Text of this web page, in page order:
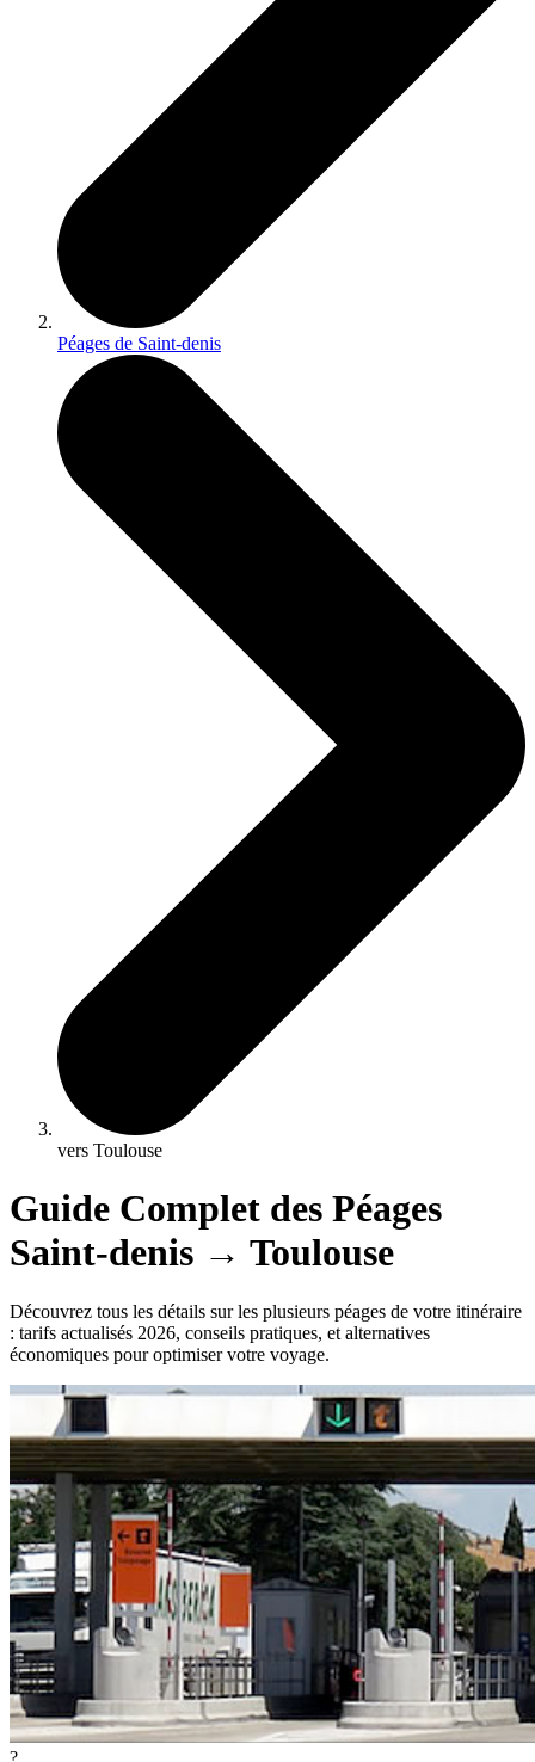
Péages de Saint-denis
vers Toulouse
Guide Complet des Péages
Saint-denis → Toulouse
Découvrez tous les détails sur les plusieurs péages de votre itinéraire
: tarifs actualisés 2026, conseils pratiques, et alternatives
économiques pour optimiser votre voyage.
?